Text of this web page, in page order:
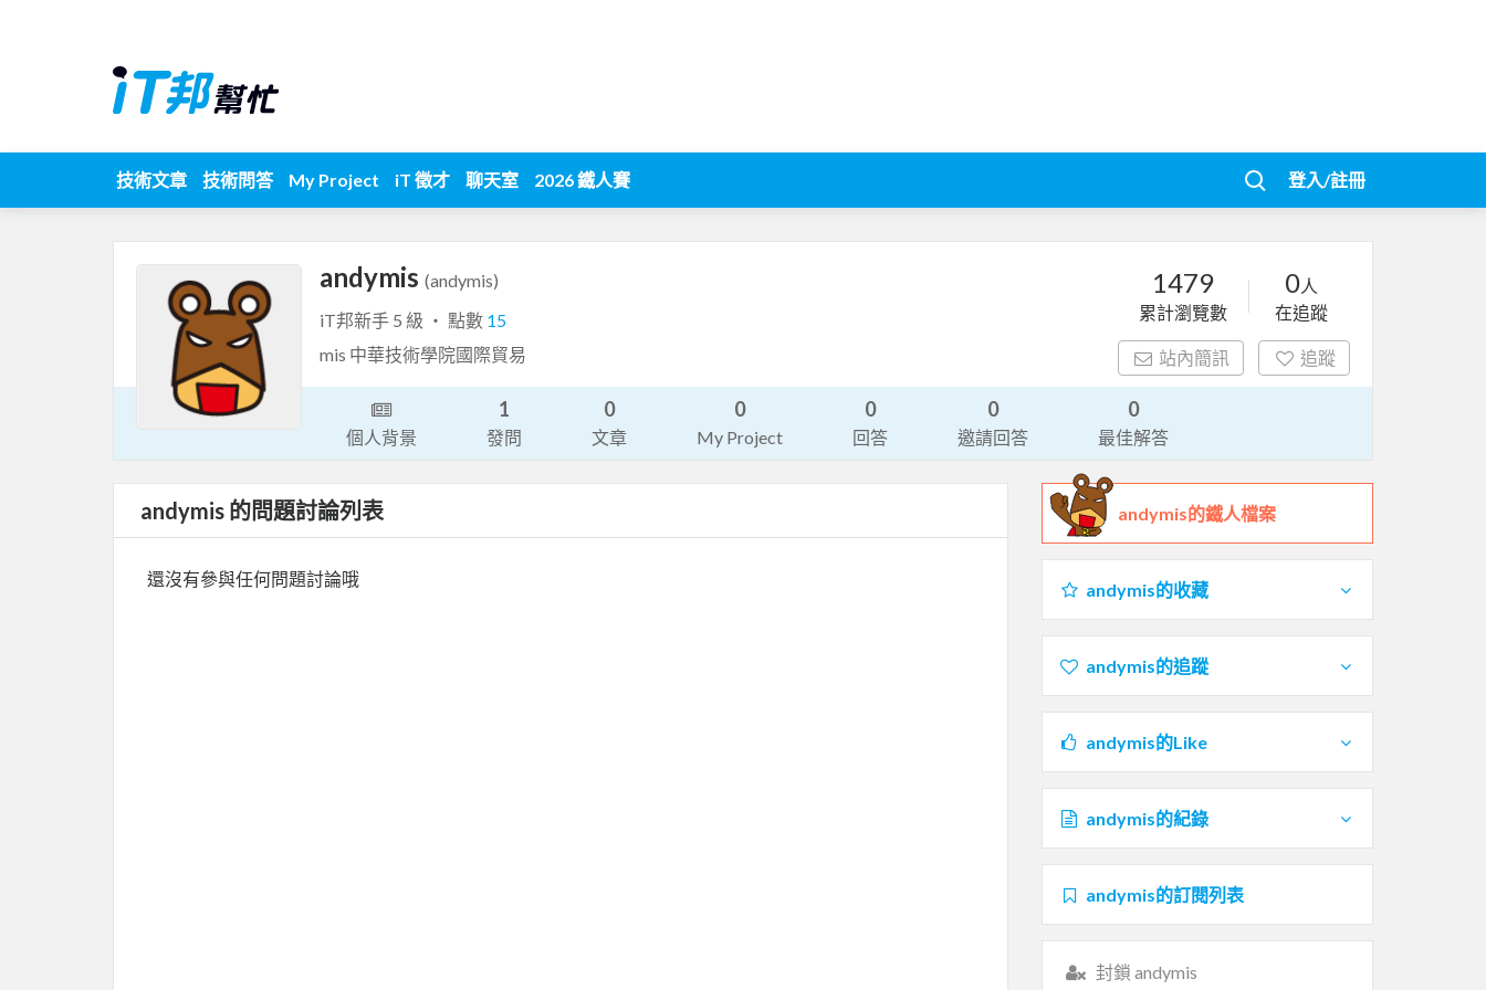
技術文章 技術問答 My Project iT 徵才 聊天室 2026 鐵人賽 登入/註冊
andymis (andymis)
iT邦新手 5 級 ‧ 點數 15
mis 中華技術學院國際貿易
1479
累計瀏覽數
0人
在追蹤
站內簡訊 追蹤
個人背景
1
發問
0
文章
0
My Project
0
回答
0
邀請回答
0
最佳解答
andymis 的問題討論列表
還沒有參與任何問題討論哦
andymis的鐵人檔案
andymis的收藏
andymis的追蹤
andymis的Like
andymis的紀錄
andymis的訂閱列表
封鎖 andymis